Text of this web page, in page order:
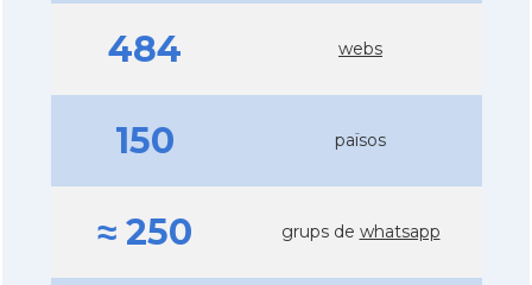
484 webs
150 països
≈ 250 grups de whatsapp